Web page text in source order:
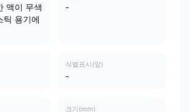
액이 무색
틱 용기에
-
식별표시(앞)
-
크기(mm)